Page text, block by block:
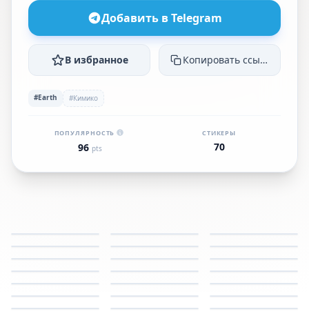
Добавить в Telegram
В избранное Копировать ссылку
#Earth #Кимико
ПОПУЛЯРНОСТЬ
96 pts
СТИКЕРЫ
70